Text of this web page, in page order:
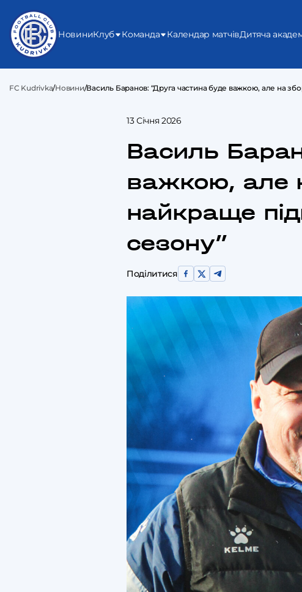
НовиниКлуб Команда Календар матчівДитяча
FC Kudrivka/Новини/Василь Баранов: “Друга частина буде важкою, але на
13 Січня 2026
Василь
важкою, але
найкраще
сезону”
Поділитися